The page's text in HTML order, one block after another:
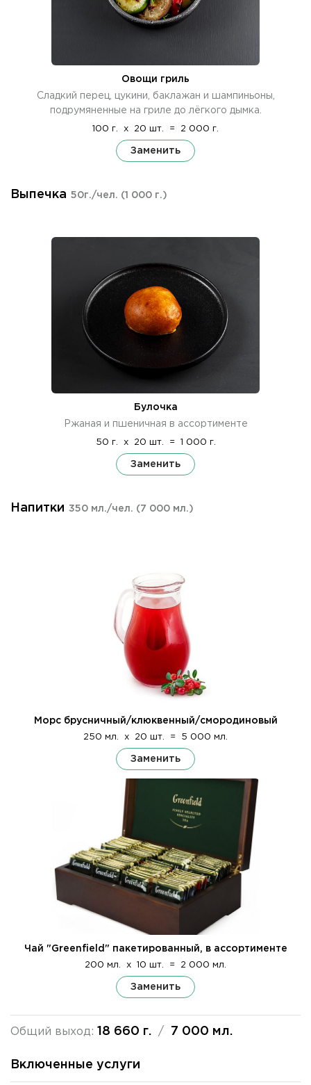
Овощи гриль
Сладкий перец, цукини, баклажан и шампиньоны,
подрумяненные на гриле до лёгкого дымка.
100 г. x 20 шт. = 2 000 г.
Заменить
Выпечка 50г./чел. (1 000 г.)
Булочка
Ржаная и пшеничная в ассортименте
50 г. x 20 шт. = 1 000 г.
Заменить
Напитки 350 мл./чел. (7 000 мл.)
Морс брусничный/клюквенный/смородиновый
250 мл. x 20 шт. = 5 000 мл.
Заменить
Чай "Greenfield" пакетированный, в ассортименте
200 мл. x 10 шт. = 2 000 мл.
Заменить
Общий выход: 18 660 г. / 7 000 мл.
Включенные услуги